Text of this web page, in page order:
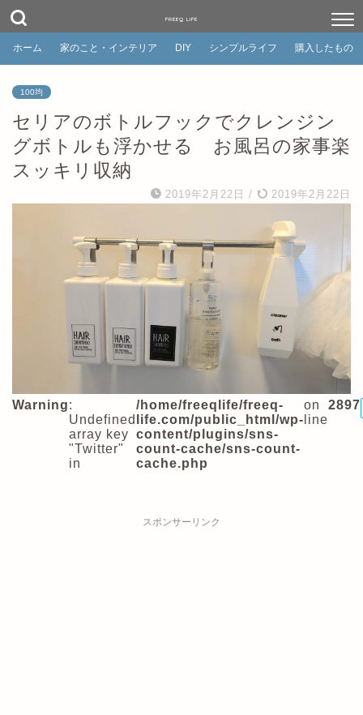
FREEQ LIFE
ホーム 家のこと・インテリア DIY シンプルライフ 購入したもの
100均
セリアのボトルフックでクレンジン
グボトルも浮かせる お風呂の家事楽
スッキリ収納
2019年2月22日 / 2019年2月22日
Warning:
Undefined
array key
"Twitter"
in
/home/freeqlife/freeq-
life.com/public_html/wp-
content/plugins/sns-
count-cache/sns-count-
cache.php
on
line
2897
スポンサーリンク